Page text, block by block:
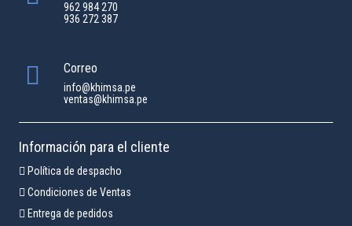
962 984 270
936 272 387
Correo
info@khimsa.pe
ventas@khimsa.pe
Información para el cliente
Política de despacho
Condiciones de Ventas
Entrega de pedidos